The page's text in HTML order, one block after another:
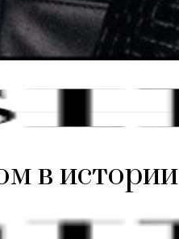
в истории